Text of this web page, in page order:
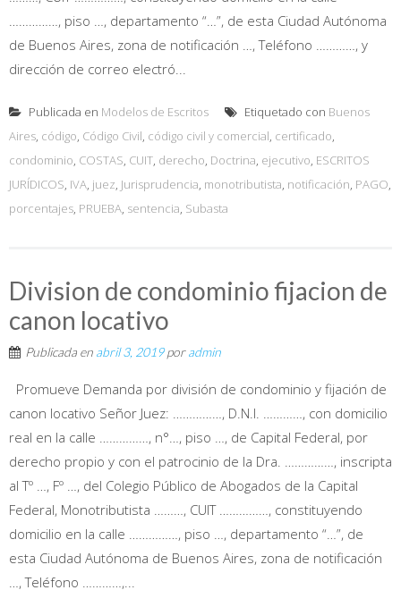
……………, piso …, departamento “…”, de esta Ciudad Autónoma
de Buenos Aires, zona de notificación …, Teléfono …………, y
dirección de correo electró...
Publicada en Modelos de Escritos Etiquetado con Buenos
Aires, código, Código Civil, código civil y comercial, certificado,
condominio, COSTAS, CUIT, derecho, Doctrina, ejecutivo, ESCRITOS
JURÍDICOS, IVA, juez, Jurisprudencia, monotributista, notificación, PAGO,
porcentajes, PRUEBA, sentencia, Subasta
Division de condominio fijacion de
canon locativo
Publicada en abril 3, 2019poradmin
Promueve Demanda por división de condominio y fijación de
canon locativo Señor Juez: ……………, D.N.I. …………, con domicilio
real en la calle ……………, n°…, piso …, de Capital Federal, por
derecho propio y con el patrocinio de la Dra. ……………, inscripta
al Tº …, Fº …, del Colegio Público de Abogados de la Capital
Federal, Monotributista ………, CUIT ……………, constituyendo
domicilio en la calle ……………, piso …, departamento “…”, de
esta Ciudad Autónoma de Buenos Aires, zona de notificación
…, Teléfono …………,...